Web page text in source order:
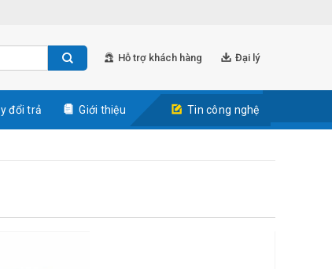
Hỗ trợ khách hàng Đại lý
đổi trả Giới thiệu Tin công nghệ